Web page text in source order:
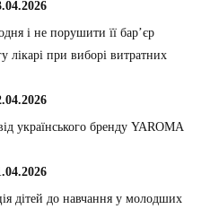
і не порушити її бар’єр
лікарі при виборі витратних
українського бренду YAROMA
дітей до навчання у молодших